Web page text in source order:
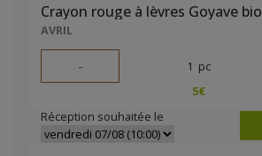
Crayon rouge à lèvres Goyave bio
AVRIL
- 1 pc
5€
Réception souhaitée le